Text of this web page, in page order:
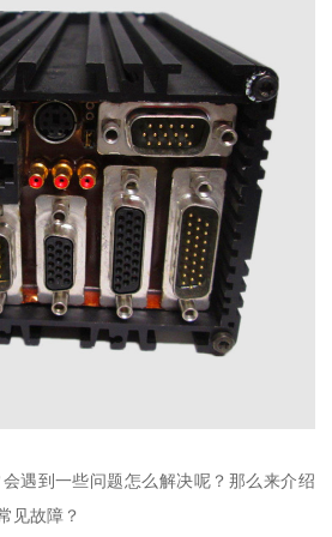
遇到一些问题怎么解决呢？那么来介绍
见故障？